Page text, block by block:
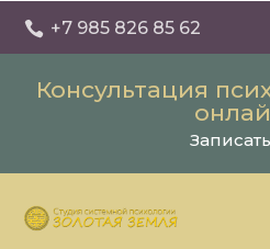
 +7 985 826 85 62
Консультация